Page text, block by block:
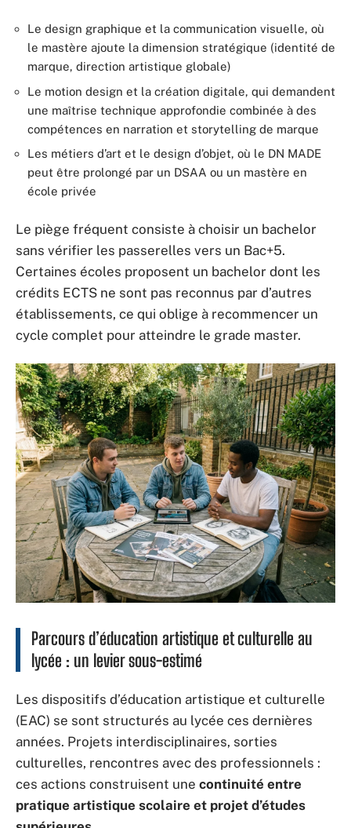
Le design graphique et la communication visuelle, où
le mastère ajoute la dimension stratégique (identité de
marque, direction artistique globale)
Le motion design et la création digitale, qui demandent
une maîtrise technique approfondie combinée à des
compétences en narration et storytelling de marque
Les métiers d’art et le design d’objet, où le DN MADE
peut être prolongé par un DSAA ou un mastère en
école privée
Le piège fréquent consiste à choisir un bachelor
sans vérifier les passerelles vers un Bac+5.
Certaines écoles proposent un bachelor dont les
crédits ECTS ne sont pas reconnus par d’autres
établissements, ce qui oblige à recommencer un
cycle complet pour atteindre le grade master.
Parcours d’éducation artistique et culturelle au
lycée : un levier sous-estimé
Les dispositifs d’éducation artistique et culturelle
(EAC) se sont structurés au lycée ces dernières
années. Projets interdisciplinaires, sorties
culturelles, rencontres avec des professionnels :
ces actions construisent une continuité entre
pratique artistique scolaire et projet d’études